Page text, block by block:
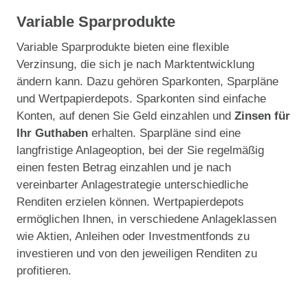
Variable Sparprodukte
Variable Sparprodukte bieten eine flexible
Verzinsung, die sich je nach Marktentwicklung
ändern kann. Dazu gehören Sparkonten, Sparpläne
und Wertpapierdepots. Sparkonten sind einfache
Konten, auf denen Sie Geld einzahlen und Zinsen für
Ihr Guthaben erhalten. Sparpläne sind eine
langfristige Anlageoption, bei der Sie regelmäßig
einen festen Betrag einzahlen und je nach
vereinbarter Anlagestrategie unterschiedliche
Renditen erzielen können. Wertpapierdepots
ermöglichen Ihnen, in verschiedene Anlageklassen
wie Aktien, Anleihen oder Investmentfonds zu
investieren und von den jeweiligen Renditen zu
profitieren.